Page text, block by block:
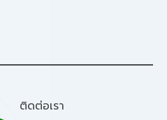
ติดต่อเรา